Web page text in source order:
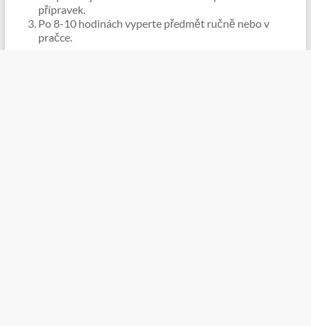
přípravek.
Po 8-10 hodinách vyperte předmět ručně nebo v
pračce.